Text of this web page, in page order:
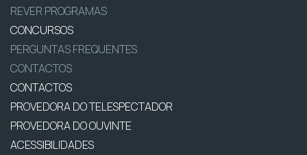
REVER PROGRAMAS
CONCURSOS
PERGUNTAS FREQUENTES
CONTACTOS
CONTACTOS
PROVEDORA DO TELESPECTADOR
PROVEDORA DO OUVINTE
ACESSIBILIDADES